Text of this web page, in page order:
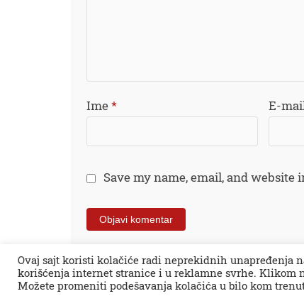
Ime* E-
Save my name, email, and
Sva prava zadržana © 2026.Zaječar Online
Ovaj sajt koristi kolačiće radi neprekidnih unapređenja
korišćenja internet stranice i u reklamne svrhe. Klikom
Možete promeniti podešavanja kolačića u bilo kom